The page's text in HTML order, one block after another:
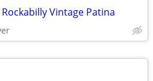
Vintage Patina